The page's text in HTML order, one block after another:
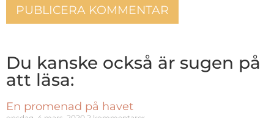
Du kanske också är sugen på
att läsa:
En promenad på havet